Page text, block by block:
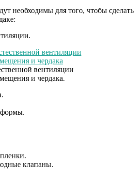
необходимы для того, чтобы сделать
вентиляции
и чердака.
формы.
клапаны.